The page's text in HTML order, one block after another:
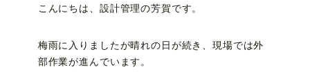
こんにちは、設計管理の芳賀です。
梅雨に入りましたが晴れの日が続き、現場では外
部作業が進んでいます。